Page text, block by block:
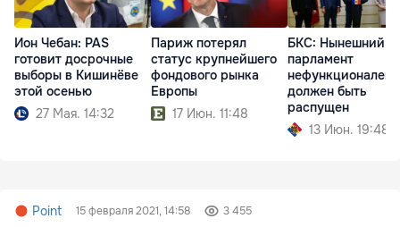
Ион Чебан: PAS
готовит досрочные
выборы в Кишинёве
этой осенью
27 Мая. 14:32
Париж потерял
статус крупнейшего
фондового рынка
Европы
17 Июн. 11:48
БКС: Нынешний
парламент
нефункционален
должен быть
распущен
13 Июн. 19:48
Point 15 февраля 2021, 14:58 3 455